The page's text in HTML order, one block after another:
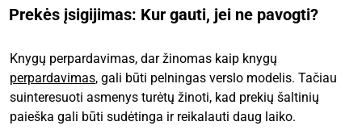
Prekės įsigijimas: Kur gauti, jei ne pavogti?
Knygų perpardavimas, dar žinomas kaip knygų
perpardavimas, gali būti pelningas verslo modelis. Tačiau
suinteresuoti asmenys turėtų žinoti, kad prekių šaltinių
paieška gali būti sudėtinga ir reikalauti daug laiko.